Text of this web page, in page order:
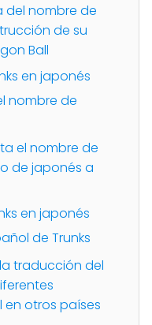
del nombre de
de su
Ball
en japonés
nombre de
el nombre de
de japonés a
en japonés
de Trunks
traducción del
en otros países